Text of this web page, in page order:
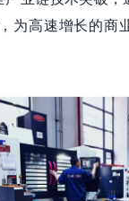
为高速增长的商